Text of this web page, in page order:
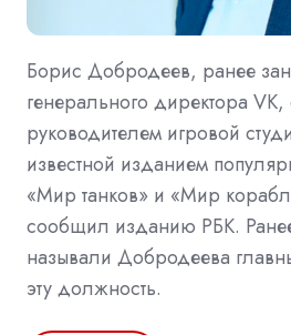
Борис Добродеев, ранее
генерального директора
руководителем игровой
известной изданием
«Мир танков» и «Мир
сообщил изданию РБК.
называли Добродеева
эту должность.